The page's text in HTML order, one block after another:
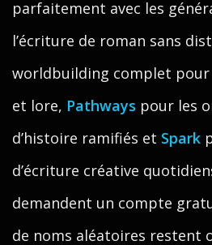
parfaitement avec les
l’écriture de roman sans
worldbuilding complet pour
et lore, Pathways pour les
d’histoire ramifiés et Spark
d’écriture créative
demandent un compte
de noms aléatoires restent